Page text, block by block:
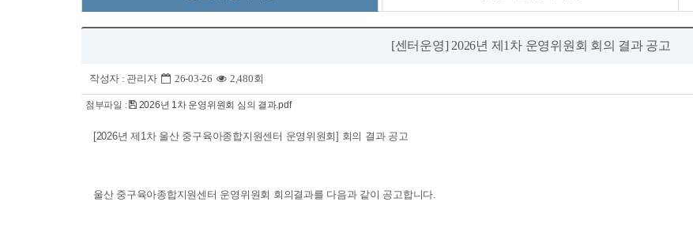
[센터운영] 2026년 제1차 운영위원회 회의 결과 공고
작성자 : 관리자 26-03-26 2,480회
첨부파일 : 2026년 1차 운영위원회 심의 결과.pdf
[2026년 제1차 울산 중구육아종합지원센터 운영위원회] 회의 결과 공고
울산 중구육아종합지원센터 운영위원회 회의결과를 다음과 같이 공고합니다.